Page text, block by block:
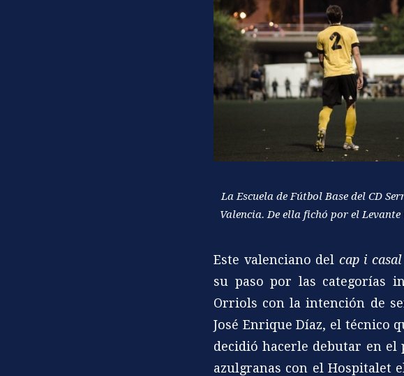
La Escuela de Fútbol Base del CD
Valencia. De ella fichó por el
Este valenciano del cap i casal
su paso por las categorías
Orriols con la intención de
José Enrique Díaz, el técnico
decidió hacerle debutar en el
azulgranas con el Hospitalet